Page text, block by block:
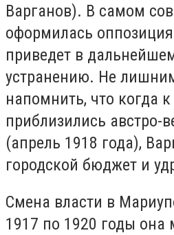
Варганов). В самом
оформилась оппозиция
приведет в
устранению. Не
напомнить, что когда
приблизились австро-
(апрель 1918 года),
городской бюджет и
Смена власти в
1917 по 1920 годы она